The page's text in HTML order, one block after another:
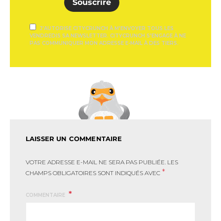
Souscrire
J'AUTORISE CITYCRUNCH À M'ENVOYER TOUS LES
VENDREDIS SA NEWSLETTER. CITYCRUNCH S'ENGAGE À NE
PAS COMMUNIQUER MON ADRESSE E-MAIL À DES TIERS.
LAISSER UN COMMENTAIRE
VOTRE ADRESSE E-MAIL NE SERA PAS PUBLIÉE. LES
CHAMPS OBLIGATOIRES SONT INDIQUÉS AVEC *
COMMENTAIRE